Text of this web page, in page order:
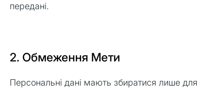
передані.
2. Обмеження Мети
Персональні дані мають збиратися лише для